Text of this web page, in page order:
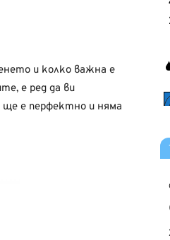
и колко важна е
е ред да ви
ще е перфектно и няма